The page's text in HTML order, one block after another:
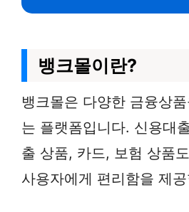
뱅크몰이란?
뱅크몰은 다양한 금융상
는 플랫폼입니다. 신용대
출 상품, 카드, 보험 상품
사용자에게 편리함을 제